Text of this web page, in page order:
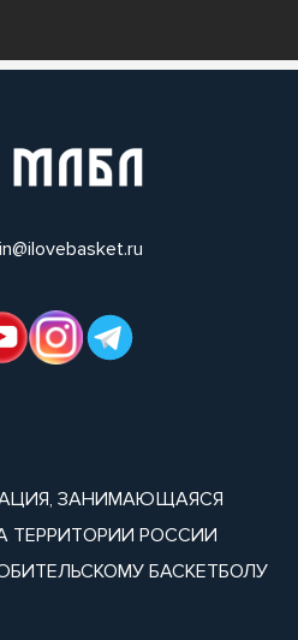
ЗАНИМАЮЩАЯСЯ
ТЕРРИТОРИИ РОССИИ
БАСКЕТБОЛУ